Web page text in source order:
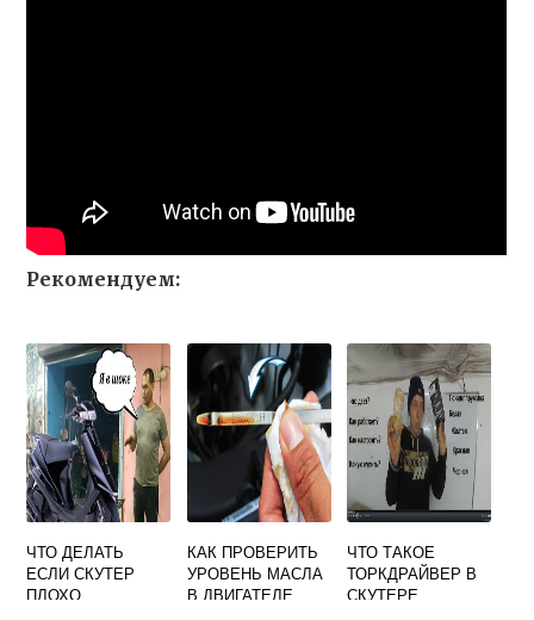
Рекомендуем:
ЧТО ДЕЛАТЬ
ЕСЛИ СКУТЕР
ПЛОХО
КАК ПРОВЕРИТЬ
УРОВЕНЬ МАСЛА
В ДВИГАТЕЛЕ
ЧТО ТАКОЕ
ТОРКДРАЙВЕР В
СКУТЕРЕ